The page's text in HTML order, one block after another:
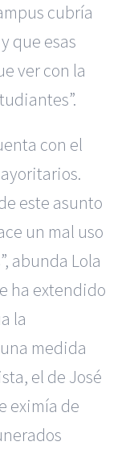
cubría
que esas
ver con la
con el
este asunto
un mal uso
abunda Lola
ha extendido
la
medida
el de José
eximía de